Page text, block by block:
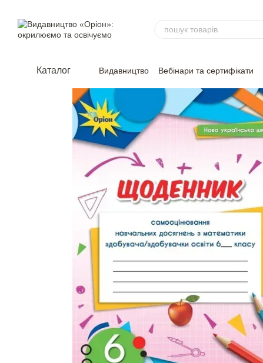
Каталог Видавництво Вебінари та сертифікати